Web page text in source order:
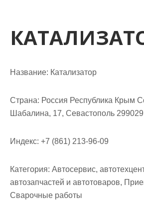
Название: Катализатор
Страна: Россия Республика Крым
Шабалина, 17, Севастополь 299029
Индекс: +7 (861) 213-96-09
Категория: Автосервис,
автозапчастей и автотоваров,
Сварочные работы